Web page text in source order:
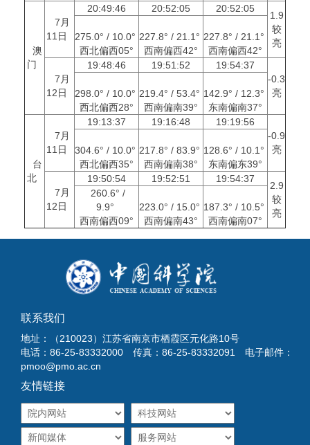
澳
门
7月
11日
20:49:46 20:52:05 20:52:05
1.9
较
亮
275.0° / 10.0°
西北偏西05°
227.8° / 21.1°
西南偏西42°
227.8° / 21.1°
西南偏西42°
7月
12日
19:48:46 19:51:52
19:54:37
-0.3
亮
298.0° / 10.0°
西北偏西28°
219.4° / 53.4°
西南偏南39°
142.9° / 12.3°
东南偏南37°
台
北
7月
11日
19:13:37 19:16:48
19:19:56
-0.9
亮
304.6° / 10.0°
西北偏西35°
217.8° / 83.9°
西南偏南38°
128.6° / 10.1°
东南偏东39°
7月
12日
19:50:54 19:52:51 19:54:37
2.9
较
亮
260.6° /
9.9°
西南偏西09°
223.0° / 15.0°
西南偏南43°
187.3° / 10.5°
西南偏南07°
联系我们
地址：（210023）江苏省南京市栖霞区元化路10号
电话：86-25-83332000 传真：86-25-83332091 电子邮件：
pmoo@pmo.ac.cn
友情链接